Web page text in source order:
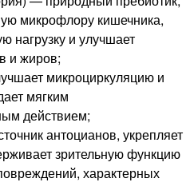
микрофлору кишечника,
нагрузку и улучшает
и жиров;
микроциркуляцию и
мягким
действием;
антоцианов, укрепляет
зрительную функцию
характерных